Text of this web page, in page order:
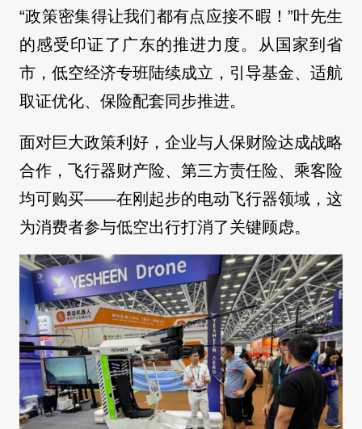
“政策密集得让我们都有点应接不暇！”叶先生
的感受印证了广东的推进力度。从国家到省
市，低空经济专班陆续成立，引导基金、适航
取证优化、保险配套同步推进。
面对巨大政策利好，企业与人保财险达成战略
合作，飞行器财产险、第三方责任险、乘客险
均可购买——在刚起步的电动飞行器领域，这
为消费者参与低空出行打消了关键顾虑。